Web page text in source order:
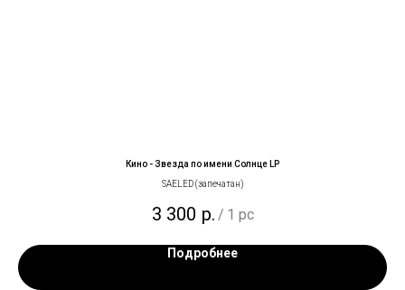
Кино - Звезда по имени Солнце LP
SAELED (запечатан)
3 300 р. / 1 pc
Подробнее